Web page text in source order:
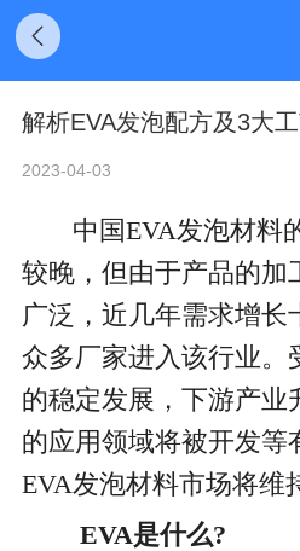
解析EVA发泡配方及3大
2023-04-03
中国EVA发泡材料
较晚，但由于产品的加
广泛，近几年需求增长
众多厂家进入该行业。
的稳定发展，下游产业
的应用领域将被开发等
EVA发泡材料市场将维
EVA是什么?